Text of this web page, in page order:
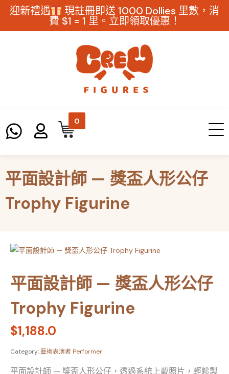
迎新禮遇 現註冊即送 1000 Dollies 里數，消
費 $1 = 1 里。立即領取優惠！
0
平面設計師 — 獎盃人形公仔
Trophy Figurine
平面設計師 — 獎盃人形公仔
Trophy Figurine
$1,188.0
Category:藝術表演者 Performer
平面設計師 — 獎盃人形公仔，透過系統上載照片，輕鬆製